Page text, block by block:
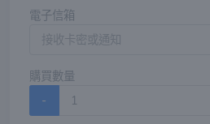
電子信箱
購買數量
-